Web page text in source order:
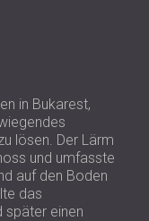
FÜR
FÜR
in Bukarest,
lösen. Der Lärm
und umfasste
auf den Boden
das
später einen